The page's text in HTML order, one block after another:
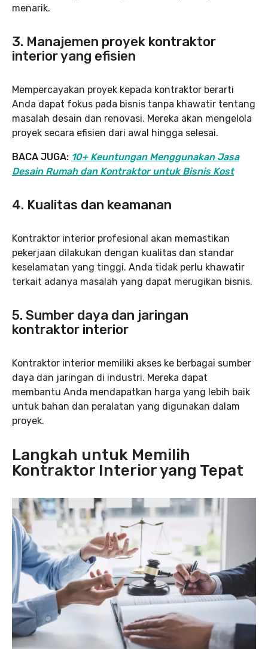
menarik.
3. Manajemen proyek kontraktor
interior yang efisien
Mempercayakan proyek kepada kontraktor berarti
Anda dapat fokus pada bisnis tanpa khawatir tentang
masalah desain dan renovasi. Mereka akan mengelola
proyek secara efisien dari awal hingga selesai.
BACA JUGA: 10+ Keuntungan Menggunakan Jasa
Desain Rumah dan Kontraktor untuk Bisnis Kost
4. Kualitas dan keamanan
Kontraktor interior profesional akan memastikan
pekerjaan dilakukan dengan kualitas dan standar
keselamatan yang tinggi. Anda tidak perlu khawatir
terkait adanya masalah yang dapat merugikan bisnis.
5. Sumber daya dan jaringan
kontraktor interior
Kontraktor interior memiliki akses ke berbagai sumber
daya dan jaringan di industri. Mereka dapat
membantu Anda mendapatkan harga yang lebih baik
untuk bahan dan peralatan yang digunakan dalam
proyek.
Langkah untuk Memilih
Kontraktor Interior yang Tepat